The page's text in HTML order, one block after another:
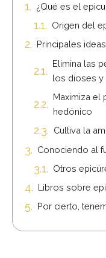
¿Qué es el
Origen del
Principales
Elimina las
los dioses y
Maximiza el
hedónico
Cultiva la
Conociendo al
Otros
Libros sobre
Por cierto,